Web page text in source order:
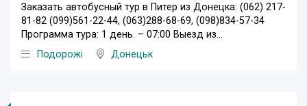
Заказать автобусный тур в Питер из Донецка: (062) 217-
81-82 (099)561-22-44, (063)288-68-69, (098)834-57-34
Программа тура: 1 день. – 07:00 Выезд из...
Подорожі
Донецьк